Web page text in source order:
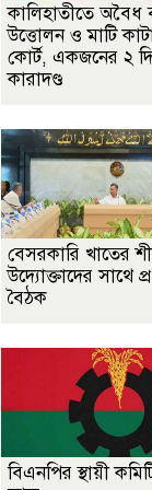
কালিহাতীতে অবৈধ
উত্তোলন ও মাটি
কোর্ট, একজনের ২
কারাদণ্ড
বেসরকারি খাতের
উদ্যোক্তাদের সাথে
বৈঠক
বিএনপির স্থায়ী